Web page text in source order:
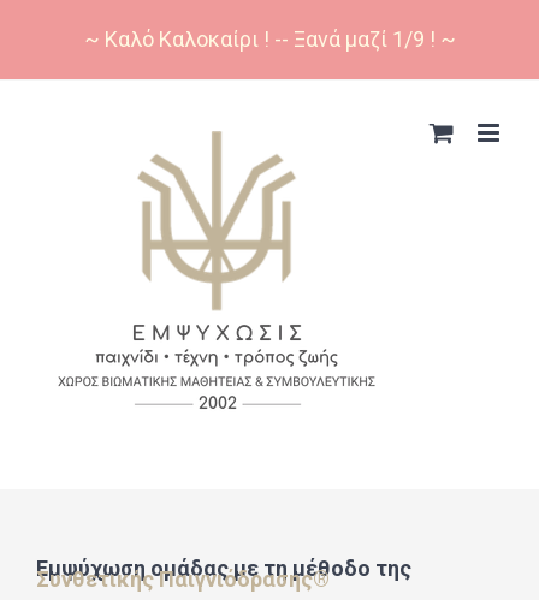
Εμψύχωση ομάδας με τη μέθοδο της
Συνθετικής Παιγνιόδρασης®
~ Καλό Καλοκαίρι ! -- Ξανά μαζί 1/9 ! ~